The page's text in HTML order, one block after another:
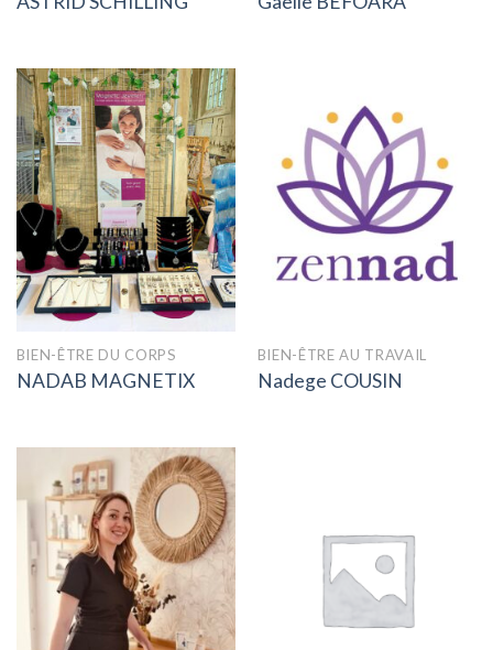
BIEN-ÊTRE DU CORPS
NADAB MAGNETIX
BIEN-ÊTRE AU TRAVAIL
Nadege COUSIN